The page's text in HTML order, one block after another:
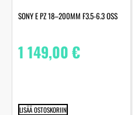
SONY E PZ 18–200MM F3.5-6.3 OSS
1 149,00€
LISÄÄ OSTOSKORIIN